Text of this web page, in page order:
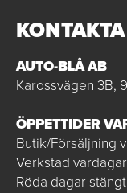
AUTO-BLÅ AB
Karossvägen 3B,
ÖPPETTIDER
Butik/Försäljning
Verkstad
Röda dagar stängt